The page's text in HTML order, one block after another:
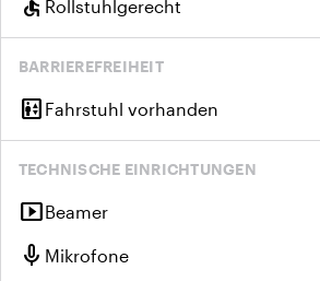
Rollstuhlgerecht
BARRIEREFREIHEIT
elevator Fahrstuhl vorhanden
TECHNISCHE EINRICHTUNGEN
smart_displayBeamer
mic Mikrofone